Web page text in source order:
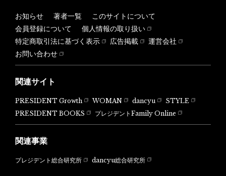
お知らせ 著者一覧
このサイトについて
会員登録について
個人情報の取り扱い
特定商取引法に基づく表示
広告掲載
運営会社
お問い合わせ
関連サイト
PRESIDENT Growth WOMAN dancyu
STYLE
PRESIDENT BOOKS
プレジデントFamily Online
関連事業
プレジデント総合研究所 dancyu総合研究所